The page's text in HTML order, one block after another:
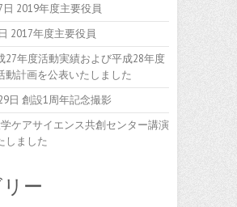
2019年度主要役員
2017年度主要役員
27年度活動実績および平成28年度
動計画を公表いたしました
日 創設1周年記念撮影
ケアサイエンス共創センター講演
しました
ー